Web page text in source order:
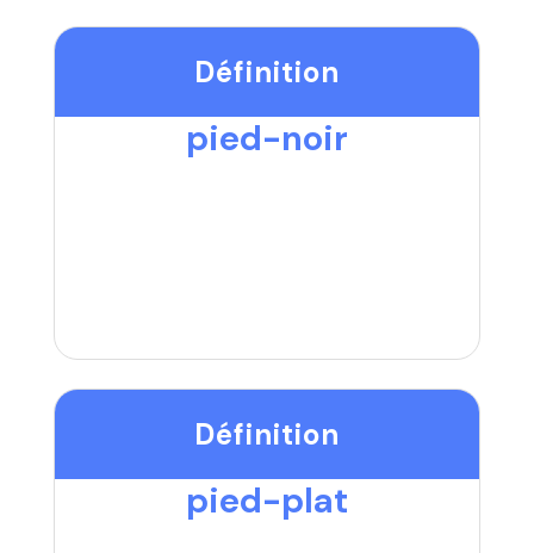
Définition
pied-noir
Définition
pied-plat